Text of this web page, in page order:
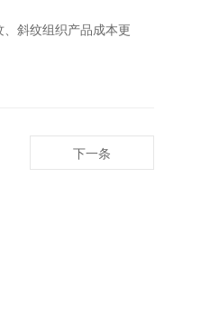
斜纹组织产品成本更
下一条